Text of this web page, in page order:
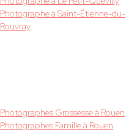
Photographe à Saint-Étienne-du-
Rouvray
Photographes Grossesse à Rouen
Photographes Famille à Rouen